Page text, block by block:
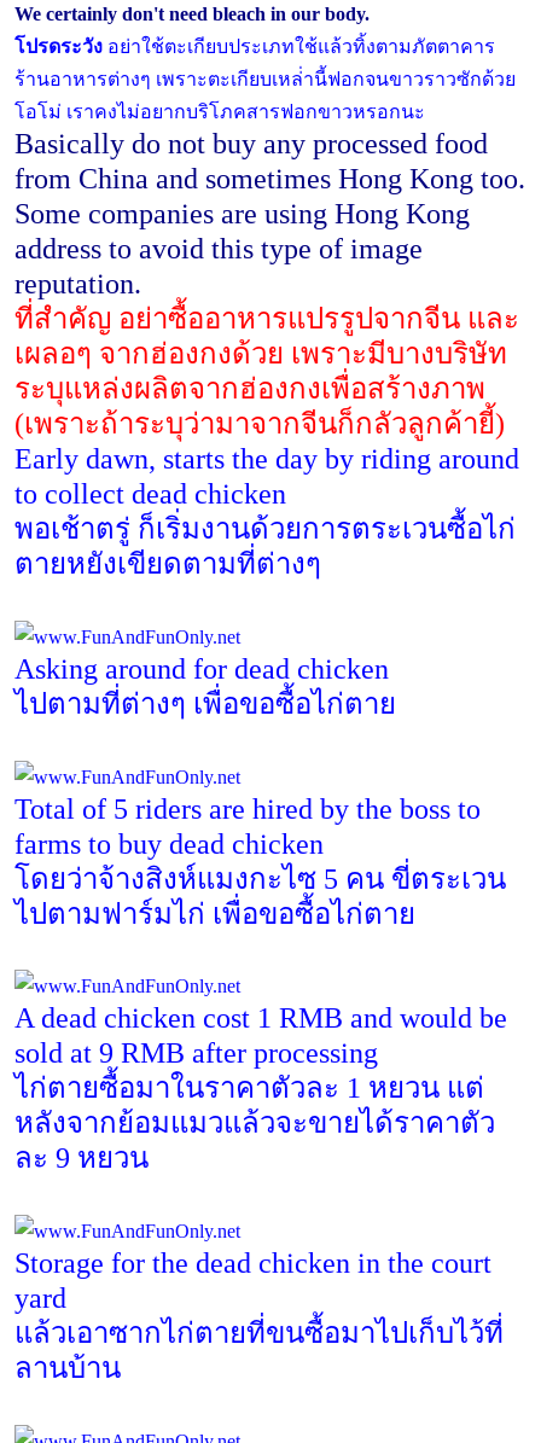
We certainly don't need bleach in our body.
โปรดระวัง อย่าใช้ตะเกียบประเภทใช้แล้วทิ้งตามภัตตาคาร
ร้านอาหารต่างๆ เพราะตะเกียบเหล่่านี้ฟอกจนขาวราวซักด้วย
โอโม่ เราคงไม่อยากบริโภคสารฟอกขาวหรอกนะ
Basically do not buy any processed food
from China and sometimes Hong Kong too.
Some companies are using Hong Kong
address to avoid this type of image
reputation.
ที่สำคัญ อย่าซื้ออาหารแปรรูปจากจีน และ
เผลอๆ จากฮ่องกงด้วย เพราะมีบางบริษัท
ระบุแหล่งผลิตจากฮ่องกงเพื่อสร้างภาพ
(เพราะถ้าระบุว่ามาจากจีนก็กลัวลูกค้ายี้)
Early dawn, starts the day by riding around
to collect dead chicken
พอเช้าตรู่ ก็เริ่มงานด้วยการตระเวนซื้อไก่
ตายหยังเขียดตามที่ต่างๆ
Asking around for dead chicken
ไปตามที่ต่างๆ เพื่อขอซื้อไก่ตาย
Total of 5 riders are hired by the boss to
farms to buy dead chicken
โดยว่าจ้างสิงห์แมงกะไซ 5 คน ขี่ตระเวน
ไปตามฟาร์มไก่ เพื่อขอซื้อไก่ตาย
A dead chicken cost 1 RMB and would be
sold at 9 RMB after processing
ไก่ตายซื้อมาในราคาตัวละ 1 หยวน แต่
หลังจากย้อมแมวแล้วจะขายได้ราคาตัว
ละ 9 หยวน
Storage for the dead chicken in the court
yard
แล้วเอาซากไก่ตายที่ขนซื้อมาไปเก็บไว้ที่
ลานบ้าน